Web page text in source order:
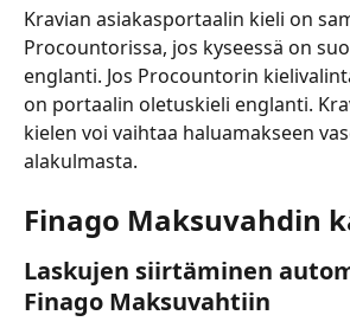
Kravian asiakasportaalin kieli on
Procountorissa, jos kyseessä on
englanti. Jos Procountorin
on portaalin oletuskieli englanti.
kielen voi vaihtaa haluamakseen
alakulmasta.
Finago Maksuvahdin
Laskujen siirtäminen
Finago Maksuvahtiin